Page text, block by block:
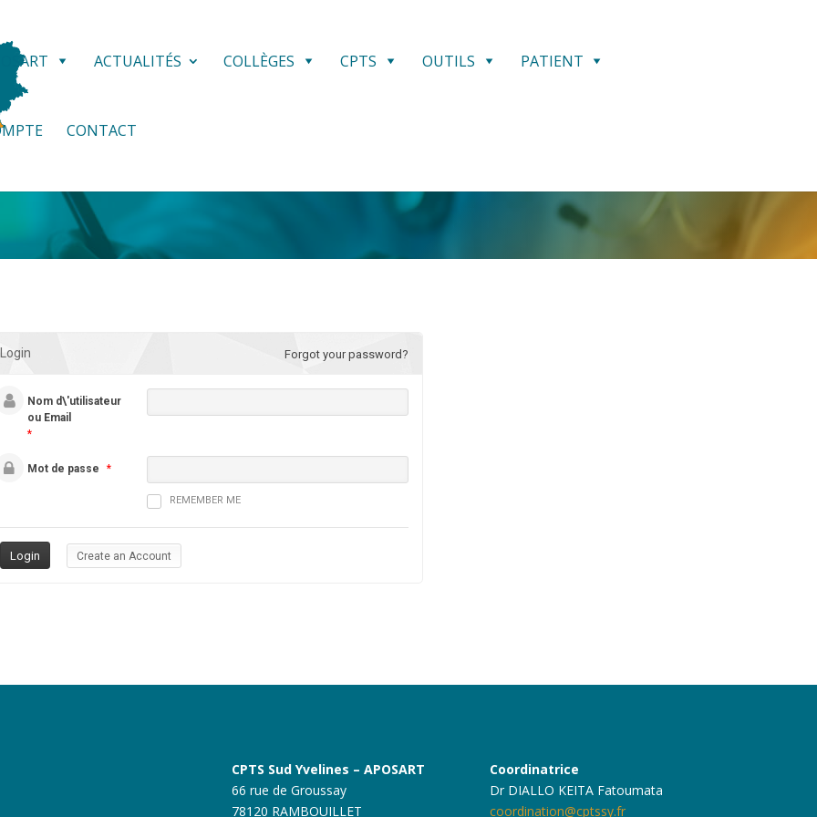
ACTUALITÉS COLLÈGES CPTS OUTILS PATIENT
CONTACT
Login Forgot your password?
Nom d\'utilisateur
ou Email
*
Mot de passe *
REMEMBER ME
Create an Account
CPTS Sud Yvelines – APOSART
66 rue de Groussay
78120 RAMBOUILLET
Coordinatrice
Dr DIALLO KEITA Fatoumata
coordination@cptssy.fr